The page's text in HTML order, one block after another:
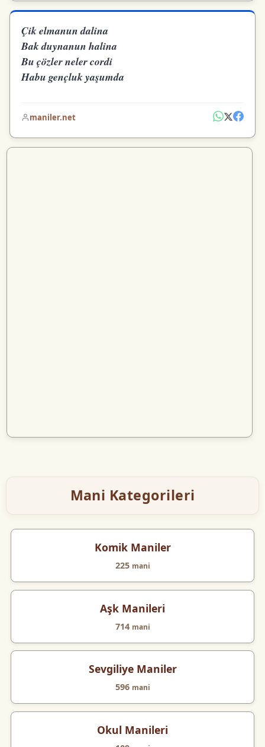
Çik elmanun dalina
Bak duynanun halina
Bu çözler neler cordi
Habu gençluk yaşumda
maniler.net
Mani Kategorileri
Komik Maniler
225 mani
Aşk Manileri
714 mani
Sevgiliye Maniler
596 mani
Okul Manileri